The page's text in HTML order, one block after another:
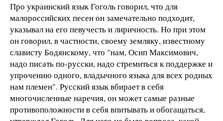
Про украинский язык Гоголь говорил, что для
малороссийских песен он замечательно подходит,
указывал на его певучесть и лиричность. Но при этом
он говорил, в частности, своему земляку, известному
слависту Бодянскому, что "нам, Осип Максимович,
надо писать по-русски, надо стремиться к поддержке и
упрочению одного, владычного языка для всех родных
нам племен". Русский язык вбирает в себя
многочисленные наречия, он может самые разные
противоположности в себя впитывать и обогащаться,